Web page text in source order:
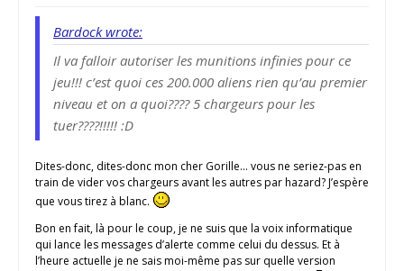
Bardock wrote:
Il va falloir autoriser les munitions infinies pour ce
jeu!!! c’est quoi ces 200.000 aliens rien qu’au premier
niveau et on a quoi???? 5 chargeurs pour les
tuer????!!!!! :D
Dites-donc, dites-donc mon cher Gorille… vous ne seriez-pas en
train de vider vos chargeurs avant les autres par hazard? J’espère
que vous tirez à blanc.
Bon en fait, là pour le coup, je ne suis que la voix informatique
qui lance les messages d’alerte comme celui du dessus. Et à
l’heure actuelle je ne sais moi-même pas sur quelle version